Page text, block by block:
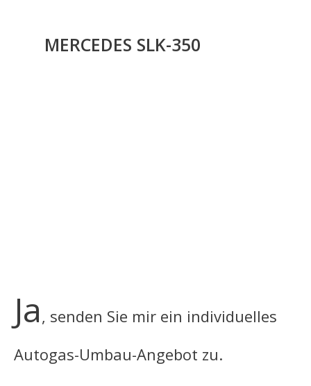
MERCEDES SLK-350
Ja , senden Sie mir ein individuelles
Autogas-Umbau-Angebot zu.